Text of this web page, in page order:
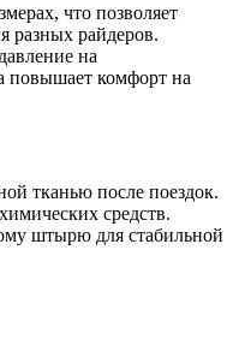
что позволяет
разных райдеров.
на
повышает комфорт на
тканью после поездок.
средств.
штырю для стабильной